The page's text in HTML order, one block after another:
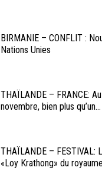
BIRMANIE – CONFLIT :
Nations Unies
THAÏLANDE – FRANCE:
novembre, bien plus qu’un...
THAÏLANDE – FESTIVAL:
«Loy Krathong» du